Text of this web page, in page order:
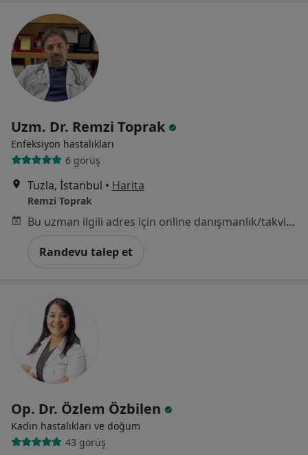
Uzm. Dr. Remzi Toprak
Enfeksiyon hastalıkları
6 görüş
Tuzla, İstanbul • Harita
Remzi Toprak
Bu uzman ilgili adres için online danışmanlık/takvim sunmuyor.
Randevu talep et
Op. Dr. Özlem Özbilen
Kadın hastalıkları ve doğum
43 görüş